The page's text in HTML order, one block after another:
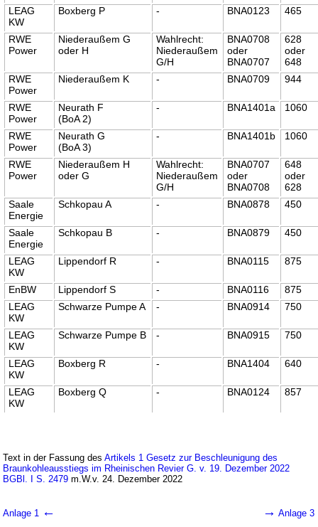
LEAG
KW
Boxberg P - BNA0123 465
RWE
Power
Niederaußem G
oder H
Wahlrecht:
Niederaußem
G/H
BNA0708
oder
BNA0707
628
oder
648
RWE
Power
Niederaußem K - BNA0709 944
RWE
Power
Neurath F
(BoA 2)
- BNA1401a 1060
RWE
Power
Neurath G
(BoA 3)
- BNA1401b 1060
RWE
Power
Niederaußem H
oder G
Wahlrecht:
Niederaußem
G/H
BNA0707
oder
BNA0708
648
oder
628
Saale
Energie
Schkopau A - BNA0878 450
Saale
Energie
Schkopau B - BNA0879 450
LEAG
KW
Lippendorf R - BNA0115 875
EnBW Lippendorf S - BNA0116
875
LEAG
KW
Schwarze Pumpe A - BNA0914 750
LEAG
KW
Schwarze Pumpe B - BNA0915 750
LEAG
KW
Boxberg R - BNA1404 640
LEAG
KW
Boxberg Q - BNA0124 857
Text in der Fassung desArtikels 1 Gesetz zur Beschleunigung des
Braunkohleausstiegs im Rheinischen Revier G. v. 19. Dezember 2022
BGBl. I S. 2479 m.W.v. 24. Dezember 2022
Anlage 1 ← → Anlage 3